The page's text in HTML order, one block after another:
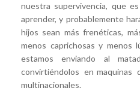
nuestra supervivencia, que
aprender, y probablemente
hijos sean más frenéticas,
menos caprichosas y menos
estamos enviando al
convirtiéndolos en maquinas
multinacionales.